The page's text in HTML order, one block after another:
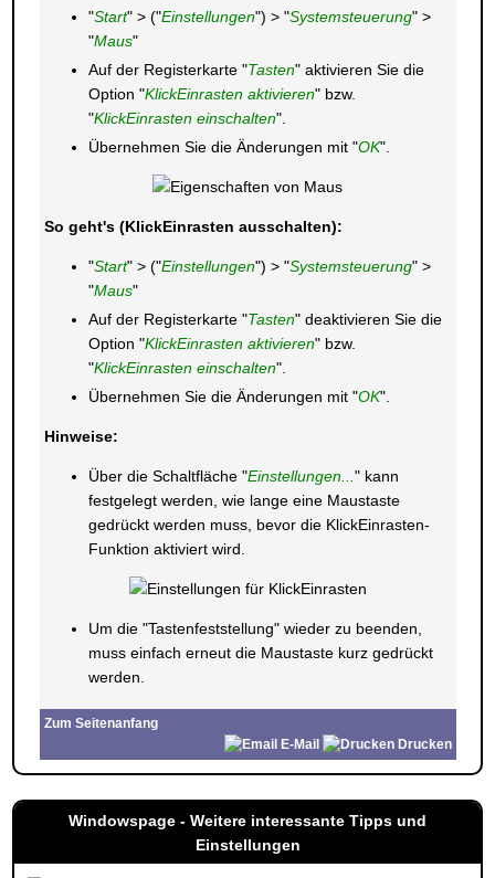
"Start" > ("Einstellungen") > "Systemsteuerung" >
"Maus"
Auf der Registerkarte "Tasten" aktivieren Sie die
Option "KlickEinrasten aktivieren" bzw.
"KlickEinrasten einschalten".
Übernehmen Sie die Änderungen mit "OK".
So geht's (KlickEinrasten ausschalten):
"Start" > ("Einstellungen") > "Systemsteuerung" >
"Maus"
Auf der Registerkarte "Tasten" deaktivieren Sie die
Option "KlickEinrasten aktivieren" bzw.
"KlickEinrasten einschalten".
Übernehmen Sie die Änderungen mit "OK".
Hinweise:
Über die Schaltfläche "Einstellungen... " kann
festgelegt werden, wie lange eine Maustaste
gedrückt werden muss, bevor die KlickEinrasten-
Funktion aktiviert wird.
Um die "Tastenfeststellung" wieder zu beenden,
muss einfach erneut die Maustaste kurz gedrückt
werden.
Zum Seitenanfang
E-Mail
Drucken
Windowspage - Weitere interessante Tipps und
Einstellungen